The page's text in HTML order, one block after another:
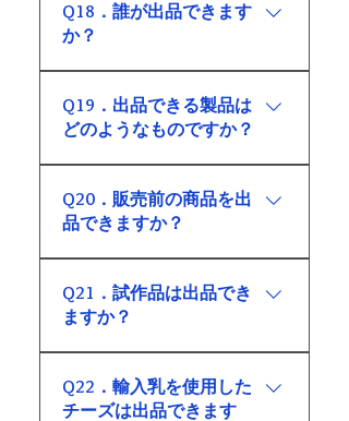
Q18．誰が出品できます
か？
業の営業許可を取得し、国内の
乳を使用してナチュラルチーズ
または乳製品を製造している事
業者が出品対象です。
Q19．出品できる製品は
どのようなものですか？
た国産のナチュラルチーズおよ
び乳製品が対象です。
Q20．販売前の商品を出
品できますか？
月以上の販売実績があり、2026
年6月時点においても販売してい
る製品です。 未発売の製品や、
販売実績が3か月未満の製品、販
売を終了している製品は審査対
Q21．試作品は出品でき
ますか？
評会は、実際に販売され、消費
者に提供されている製品の品質
Q22．輸入乳を使用した
チーズは出品できます